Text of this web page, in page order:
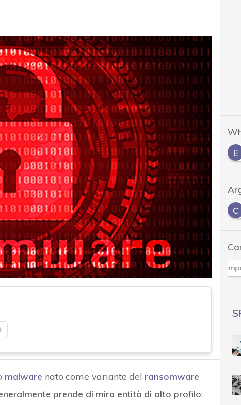
malware nato come variante del ransomware
prende di mira entità di alto profilo:
E
B
Backup C
Attacchi hacker e Malware: le ultime news in